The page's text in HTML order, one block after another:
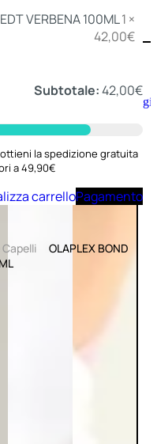
Deo
Aggiungi
VERBENA 100ML1 ×
42,00€
Subtotale:42,00€
la spedizione gratuita
a 49,90€
carrelloPagamento
OLAPLEX BOND